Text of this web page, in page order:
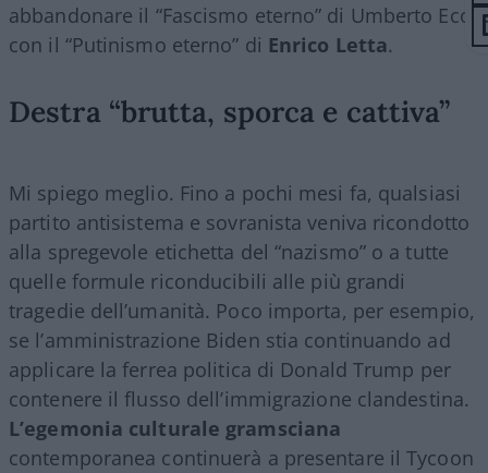
abbandonare il “Fascismo eterno” di Umberto Eco
con il “Putinismo eterno” di Enrico Letta.
Destra “brutta, sporca e cattiva”
Mi spiego meglio. Fino a pochi mesi fa, qualsiasi
partito antisistema e sovranista veniva ricondotto
alla spregevole etichetta del “nazismo” o a tutte
quelle formule riconducibili alle più grandi
tragedie dell’umanità. Poco importa, per esempio,
se l’amministrazione Biden stia continuando ad
applicare la ferrea politica di Donald Trump per
contenere il flusso dell’immigrazione clandestina.
L’egemonia culturale gramsciana
contemporanea continuerà a presentare il Tycoon